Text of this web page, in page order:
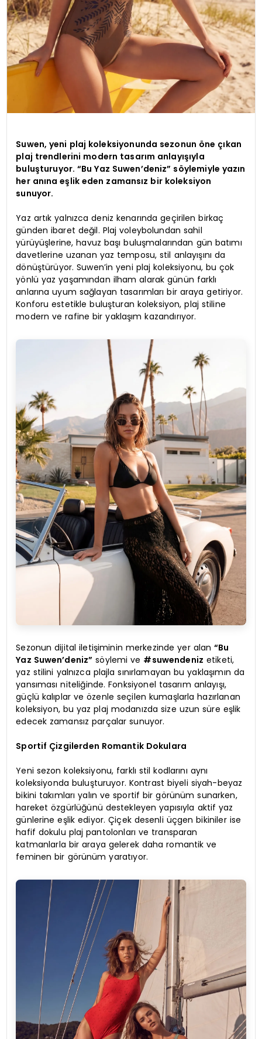
Suwen, yeni plaj koleksiyonunda sezonun öne çıkan
plaj trendlerini modern tasarım anlayışıyla
buluşturuyor. “Bu Yaz Suwen’deniz” söylemiyle yazın
her anına eşlik eden zamansız bir koleksiyon
sunuyor.
Yaz artık yalnızca deniz kenarında geçirilen birkaç
günden ibaret değil. Plaj voleybolundan sahil
yürüyüşlerine, havuz başı buluşmalarından gün batımı
davetlerine uzanan yaz temposu, stil anlayışını da
dönüştürüyor. Suwen’in yeni plaj koleksiyonu, bu çok
yönlü yaz yaşamından ilham alarak günün farklı
anlarına uyum sağlayan tasarımları bir araya getiriyor.
Konforu estetikle buluşturan koleksiyon, plaj stiline
modern ve rafine bir yaklaşım kazandırıyor.
Sezonun dijital iletişiminin merkezinde yer alan“Bu
Yaz Suwen’deniz” söylemi ve #suwendeniz etiketi,
yaz stilini yalnızca plajla sınırlamayan bu yaklaşımın da
yansıması niteliğinde. Fonksiyonel tasarım anlayışı,
güçlü kalıplar ve özenle seçilen kumaşlarla hazırlanan
koleksiyon, bu yaz plaj modanızda size uzun süre eşlik
edecek zamansız parçalar sunuyor.
Sportif Çizgilerden Romantik Dokulara
Yeni sezon koleksiyonu, farklı stil kodlarını aynı
koleksiyonda buluşturuyor. Kontrast biyeli siyah-beyaz
bikini takımları yalın ve sportif bir görünüm sunarken,
hareket özgürlüğünü destekleyen yapısıyla aktif yaz
günlerine eşlik ediyor. Çiçek desenli üçgen bikiniler ise
hafif dokulu plaj pantolonları ve transparan
katmanlarla bir araya gelerek daha romantik ve
feminen bir görünüm yaratıyor.